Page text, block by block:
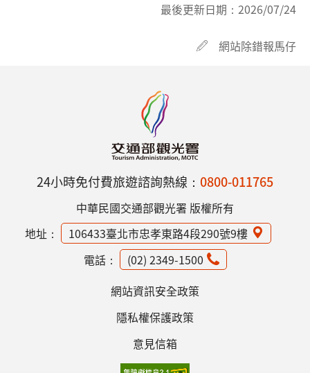
最後更新日期： 2026/07/24
網站除錯報馬仔
24小時免付費旅遊諮詢熱線： 0800-011765
中華民國交通部觀光署 版權所有
地址：
106433臺北市忠孝東路4段290號9樓
電話：
(02) 2349-1500
網站資訊安全政策
隱私權保護政策
意見信箱